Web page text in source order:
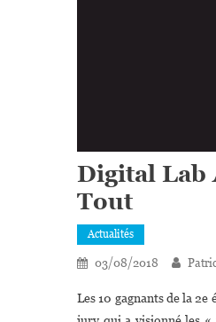
Digital Lab
Tout
Actualités
03/08/2018
Les 10 gagnants de la